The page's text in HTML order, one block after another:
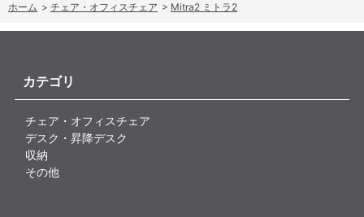
ホーム > チェア・オフィスチェア > Mitra2 ミトラ2
カテゴリ
チェア・オフィスチェア
デスク・昇降デスク
収納
その他